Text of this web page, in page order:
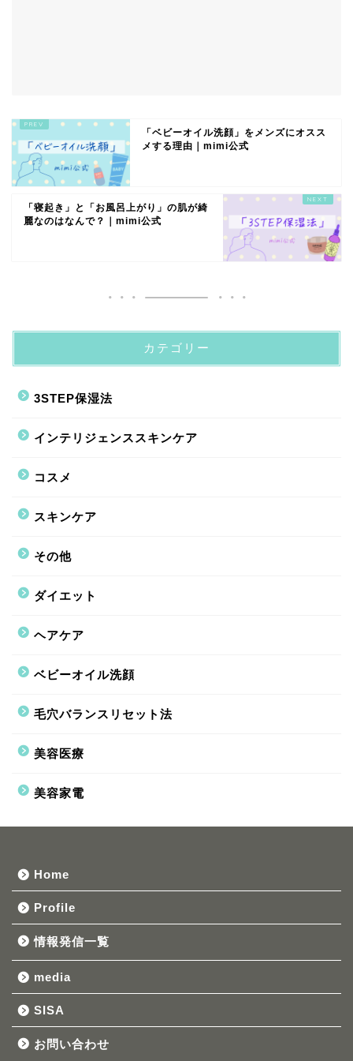
「ベビーオイル洗顔」をメンズにオスス
メする理由｜mimi公式
「寝起き」と「お風呂上がり」の肌が綺
麗なのはなんで？｜mimi公式
カテゴリー
3STEP保湿法
インテリジェンススキンケア
コスメ
スキンケア
その他
ダイエット
ヘアケア
ベビーオイル洗顔
毛穴バランスリセット法
美容医療
美容家電
Home
Profile
情報発信一覧
media
SISA
お問い合わせ